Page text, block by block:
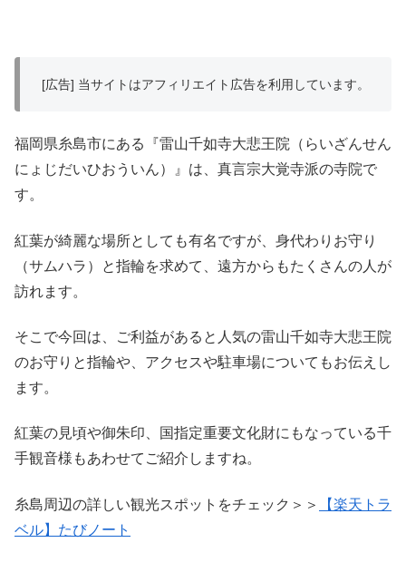
[広告] 当サイトはアフィリエイト広告を利用しています。
福岡県糸島市にある『雷山千如寺大悲王院（らいざんせん
にょじだいひおういん）』は、真言宗大覚寺派の寺院で
す。
紅葉が綺麗な場所としても有名ですが、身代わりお守り
（サムハラ）と指輪を求めて、遠方からもたくさんの人が
訪れます。
そこで今回は、ご利益があると人気の雷山千如寺大悲王院
のお守りと指輪や、アクセスや駐車場についてもお伝えし
ます。
紅葉の見頃や御朱印、国指定重要文化財にもなっている千
手観音様もあわせてご紹介しますね。
糸島周辺の詳しい観光スポットをチェック＞＞
【楽天トラ
ベル】たびノート